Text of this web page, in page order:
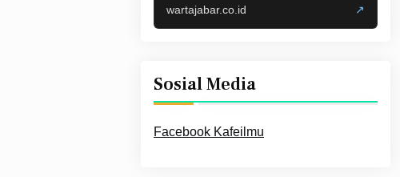
wartajabar.co.id ↗
Sosial Media
Facebook Kafeilmu